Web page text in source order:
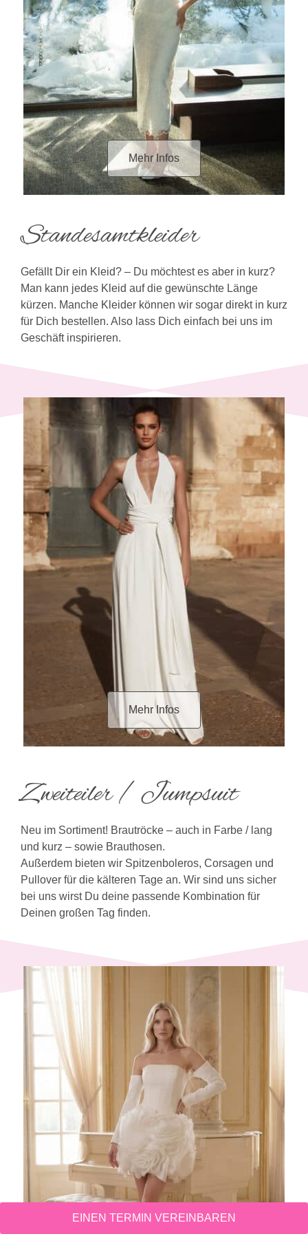
Brautkleid auchAccessoires
Hast du noch weitere Fragen? Wir beantworten alle
wichtigen Fragen rund um den Kauf Deines Brautkleides
ausführlich in unseremFAQ
Trau Dich, uns zu kontaktieren oder vereinbare online
einenTerminzur Anprobe.
Wir lassen Deine Träume vom perfekten Brautkleid wahr
werden!
Video by Alexander Hirsch
Standesamtkleider
Gefällt Dir ein Kleid? – Du möchtest es aber in kurz?
Man kann jedes Kleid auf die gewünschte Länge
kürzen. Manche Kleider können wir sogar direkt in kurz
für Dich bestellen. Also lass Dich einfach bei uns im
Geschäft inspirieren.
Mehr Infos
Mehr Infos
Zweiteiler / Jumpsuit
Neu im Sortiment! Brautröcke – auch in Farbe / lang
und kurz – sowie Brauthosen.
Außerdem bieten wir Spitzenboleros, Corsagen und
Pullover für die kälteren Tage an. Wir sind uns sicher
bei uns wirst Du deine passende Kombination für
Deinen großen Tag finden.
EINEN TERMIN VEREINBAREN